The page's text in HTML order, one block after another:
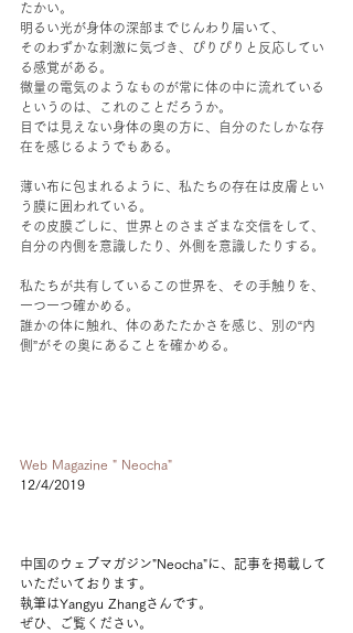
たかい。
明るい光が身体の深部までじんわり届いて、
そのわずかな刺激に気づき、ぴりぴりと反応してい
る感覚がある。
微量の電気のようなものが常に体の中に流れている
というのは、これのことだろうか。
目では見えない身体の奥の方に、自分のたしかな存
在を感じるようでもある。
薄い布に包まれるように、私たちの存在は皮膚とい
う膜に囲われている。
その皮膜ごしに、世界とのさまざまな交信をして、
自分の内側を意識したり、外側を意識したりする。
私たちが共有しているこの世界を、その手触りを、
一つ一つ確かめる。
誰かの体に触れ、体のあたたかさを感じ、別の“内
側”がその奥にあることを確かめる。
Web Magazine " Neocha"
12/4/2019
中国のウェブマガジン"Neocha"に、記事を掲載して
いただいております。
執筆はYangyu Zhangさんです。
ぜひ、ご覧ください。